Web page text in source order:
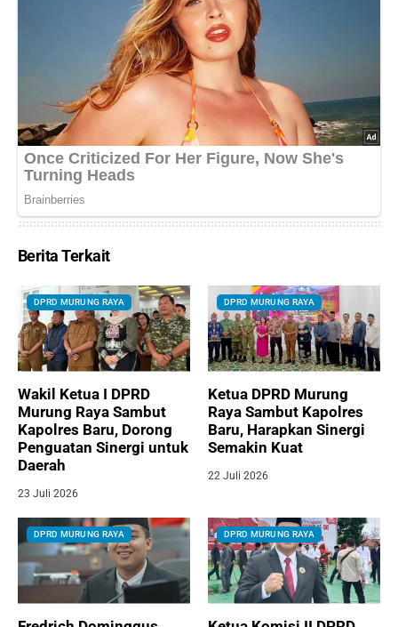
Berita Terkait
DPRD MURUNG RAYA
Wakil Ketua I DPRD
Murung Raya Sambut
Kapolres Baru, Dorong
Penguatan Sinergi untuk
Daerah
23 Juli 2026
DPRD MURUNG RAYA
Ketua DPRD Murung
Raya Sambut Kapolres
Baru, Harapkan Sinergi
Semakin Kuat
22 Juli 2026
DPRD MURUNG RAYA DPRD MURUNG RAYA